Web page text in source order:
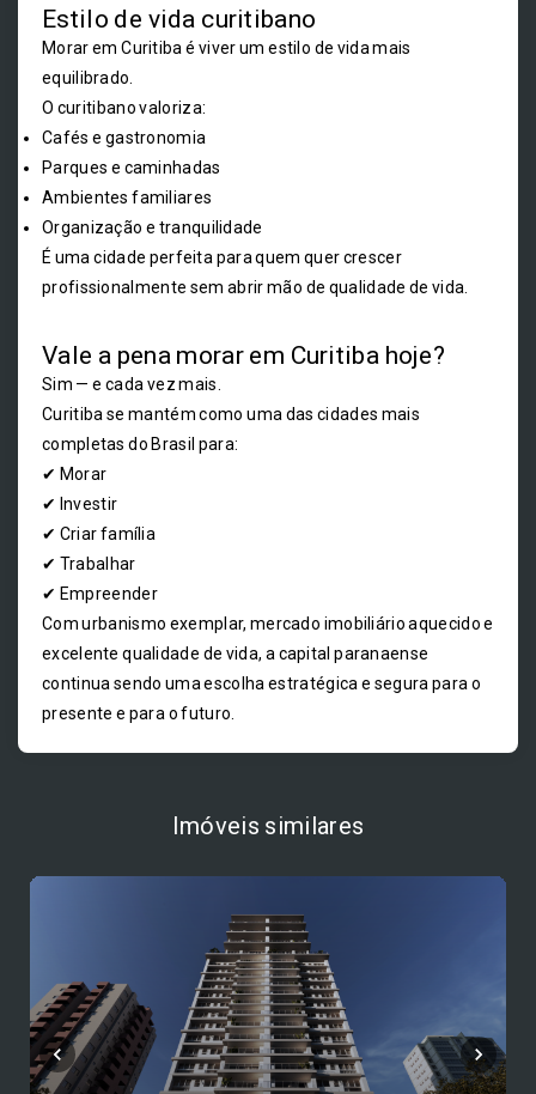
Estilo de vida curitibano
Morar em Curitiba é viver um estilo de vida mais
equilibrado.
O curitibano valoriza:
Cafés e gastronomia
Parques e caminhadas
Ambientes familiares
Organização e tranquilidade
É uma cidade perfeita para quem quer crescer
profissionalmente sem abrir mão de qualidade de vida.
Vale a pena morar em Curitiba hoje?
Sim — e cada vez mais.
Curitiba se mantém como uma das cidades mais
completas do Brasil para:
✔ Morar
✔ Investir
✔ Criar família
✔ Trabalhar
✔ Empreender
Com urbanismo exemplar, mercado imobiliário aquecido e
excelente qualidade de vida, a capital paranaense
continua sendo uma escolha estratégica e segura para o
presente e para o futuro.
Imóveis similares